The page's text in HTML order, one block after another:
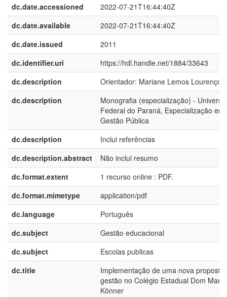
dc.date.accessioned
2022-07-21T16:44:40Z
dc.date.available
2022-07-21T16:44:40Z
dc.date.issued
2011
dc.identifier.uri
https://hdl.handle.net/1884/33643
dc.description
Orientador: Mariane Lemos Lourenço
dc.description
Monografia (especialização) -
Federal do Paraná, Especialização em
Gestão Pública
dc.description
Inclui referências
dc.description.abstract
Não inclui resumo
dc.format.extent
1 recurso online : PDF.
dc.format.mimetype
application/pdf
dc.language
Português
dc.subject
Gestão educacional
dc.subject
Escolas publicas
dc.title
Implementação de uma nova proposta
gestão no Colégio Estadual Dom
Könner